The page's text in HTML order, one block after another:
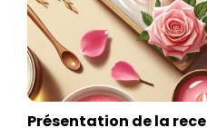
Présentation de la